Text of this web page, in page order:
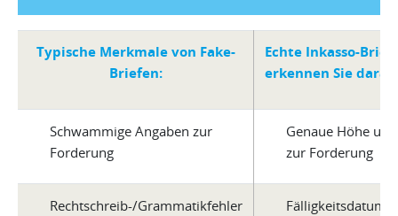
Typische Merkmale von Fake-
Briefen:
Echte Inkasso-
erkennen Sie
Schwammige Angaben zur
Forderung
Genaue Höhe
zur Forderung
Rechtschreib-/Grammatikfehler Fälligkeitsdatum